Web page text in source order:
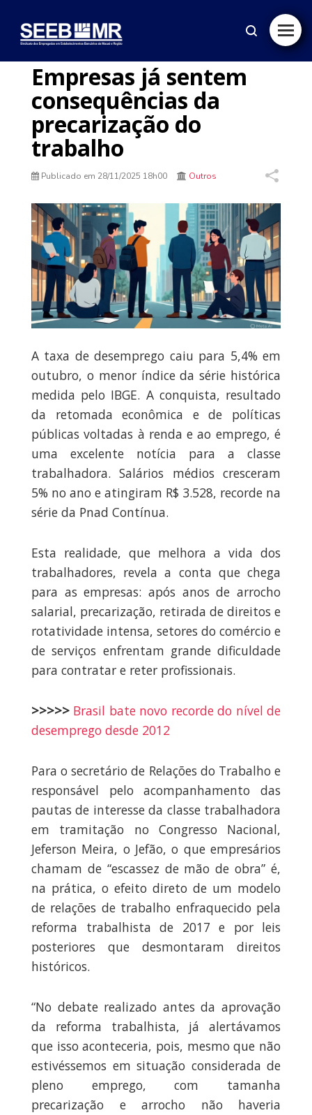
Empresas já sentem
consequências da
precarização do
trabalho
Publicado em 28/11/2025 18h00 Outros
A taxa de desemprego caiu para 5,4% em
outubro, o menor índice da série histórica
medida pelo IBGE. A conquista, resultado
da retomada econômica e de políticas
públicas voltadas à renda e ao emprego, é
uma excelente notícia para a classe
trabalhadora. Salários médios cresceram
5% no ano e atingiram R$ 3.528, recorde na
série da Pnad Contínua.
Esta realidade, que melhora a vida dos
trabalhadores, revela a conta que chega
para as empresas: após anos de arrocho
salarial, precarização, retirada de direitos e
rotatividade intensa, setores do comércio e
de serviços enfrentam grande dificuldade
para contratar e reter profissionais.
>>>>> Brasil bate novo recorde do nível de
desemprego desde 2012
Para o secretário de Relações do Trabalho e
responsável pelo acompanhamento das
pautas de interesse da classe trabalhadora
em tramitação no Congresso Nacional,
Jeferson Meira, o Jefão, o que empresários
chamam de “escassez de mão de obra” é,
na prática, o efeito direto de um modelo
de relações de trabalho enfraquecido pela
reforma trabalhista de 2017 e por leis
posteriores que desmontaram direitos
históricos.
“No debate realizado antes da aprovação
da reforma trabalhista, já alertávamos
que isso aconteceria, pois, mesmo que não
estivéssemos em situação considerada de
pleno emprego, com tamanha
precarização e arrocho não haveria